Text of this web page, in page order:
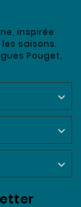
inspirée
saisons.
Pouget,


